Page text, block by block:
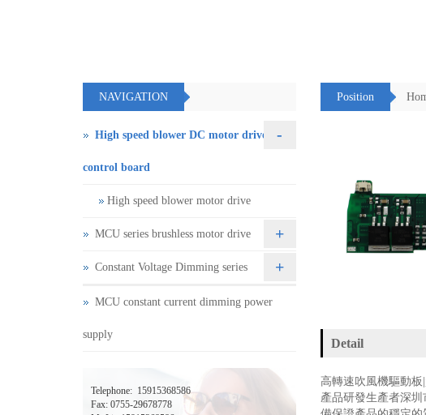
Position
Detail
高轉速吹風機驅動板
產品研發生產者深
NAVIGATION
High speed blower DC motor drive
control board
-
High speed blower motor drive
MCU series brushless motor drive +
Constant Voltage Dimming series +
MCU constant current dimming power
supply
Telephone: 15915368586
Fax: 0755-29678778